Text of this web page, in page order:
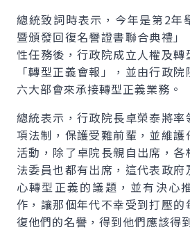
總統致詞時表示，今年是第2年
暨頒發回復名譽證書聯合典禮
性任務後，行政院成立人權及轉
「轉型正義會報」，並由行政
六大部會來承接轉型正義業務。
總統表示，行政院長卓榮泰將
項法制，保護受難前輩，並維護
活動，除了卓院長親自出席，
法委員也都有出席，這代表政
心轉型正義的議題，並有決心
作，讓那個年代不幸受到打壓的
復他們的名譽，得到他們應該得